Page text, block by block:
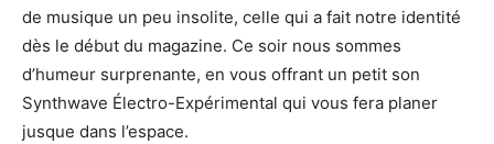
de musique un peu insolite, celle qui a fait notre identité
dès le début du magazine. Ce soir nous sommes
d’humeur surprenante, en vous offrant un petit son
Synthwave Électro-Expérimental qui vous fera planer
jusque dans l’espace.